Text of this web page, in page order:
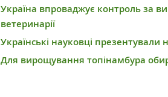
Україна впроваджує контроль за
ветеринарії
Українські науковці презентували
Для вирощування топінамбура